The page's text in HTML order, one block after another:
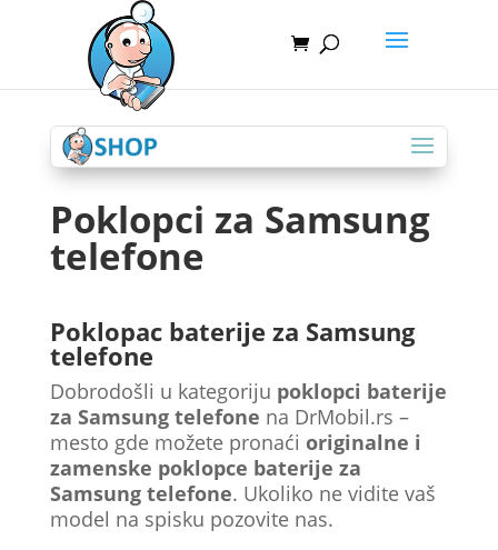
Poklopci za Samsung
telefone
Poklopac baterije za Samsung
telefone
Dobrodošli u kategoriju poklopci baterije
za Samsung telefone na DrMobil.rs –
mesto gde možete pronaći originalne i
zamenske poklopce baterije za
Samsung telefone. Ukoliko ne vidite vaš
model na spisku pozovite nas.